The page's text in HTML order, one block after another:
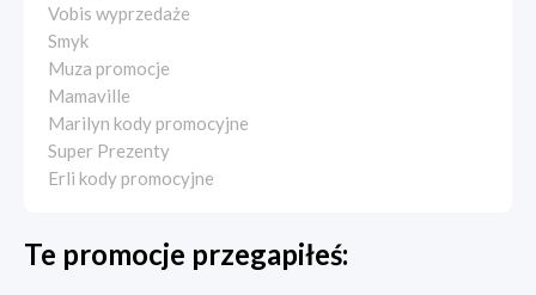
Vobis wyprzedaże
Smyk
Muza promocje
Mamaville
Marilyn kody promocyjne
Super Prezenty
Erli kody promocyjne
Te promocje przegapiłeś: